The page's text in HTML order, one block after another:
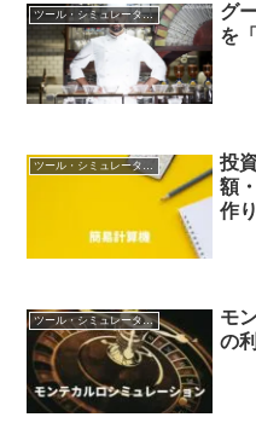
ツール・シミュレータ開発
グ
を
ツール・シミュレータ開発
投
額
作
ツール・シミュレータ開発
モ
の